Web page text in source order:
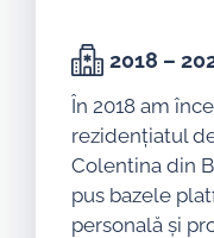
2018 –
În 2018 am
rezidențiatul
Colentina din
pus bazele
personală și